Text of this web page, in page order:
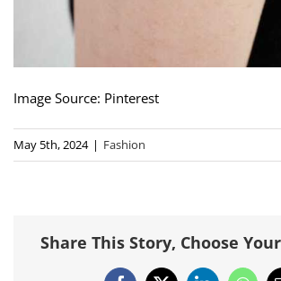
Image Source: Pinterest
May 5th, 2024 | Fashion
Share This Story, Choose